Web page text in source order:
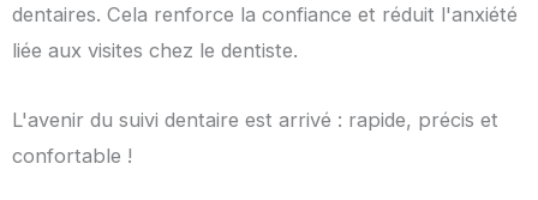
dentaires. Cela renforce la confiance et réduit l'anxiété
liée aux visites chez le dentiste.
L'avenir du suivi dentaire est arrivé : rapide, précis et
confortable !